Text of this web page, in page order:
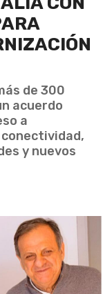
de 300
acuerdo
a
y nuevos